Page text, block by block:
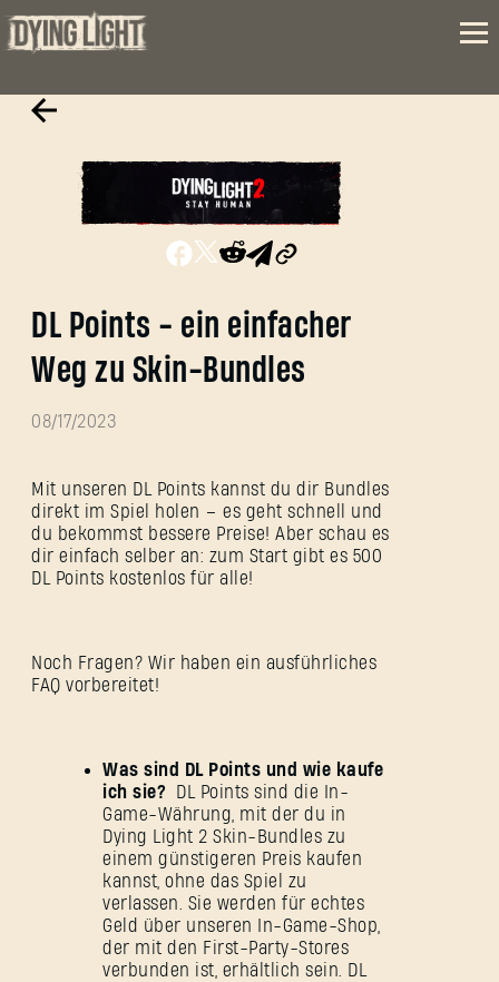
DL Points - ein einfacher
Weg zu Skin-Bundles
08/17/2023
Mit unseren DL Points kannst du dir Bundles
direkt im Spiel holen – es geht schnell und
du bekommst bessere Preise! Aber schau es
dir einfach selber an: zum Start gibt es 500
DL Points kostenlos für alle!
Noch Fragen? Wir haben ein ausführliches
FAQ vorbereitet!
Was sind DL Points und wie kaufe
ich sie?
DL Points sind die In-
Game-Währung, mit der du in
Dying Light 2 Skin-Bundles zu
einem günstigeren Preis kaufen
kannst, ohne das Spiel zu
verlassen. Sie werden für echtes
Geld über unseren In-Game-Shop,
der mit den First-Party-Stores
verbunden ist, erhältlich sein. DL